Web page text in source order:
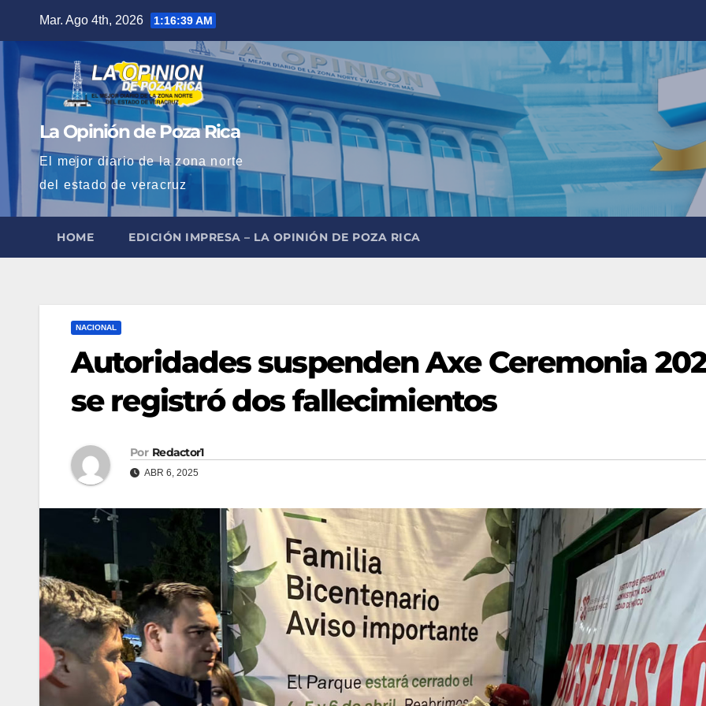
contenido
Mar. Ago 4th, 2026 1:16:40 AM
La Opinión de Poza Rica
El mejor diario de la zona norte
del estado de veracruz
HOME EDICIÓN IMPRESA – LA OPINIÓN DE POZA RICA
NACIONAL
Autoridades suspenden Axe Ceremonia
se registró dos fallecimientos
Por Redactor1
ABR 6, 2025